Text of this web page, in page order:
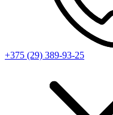
+375 (29) 389-93-25